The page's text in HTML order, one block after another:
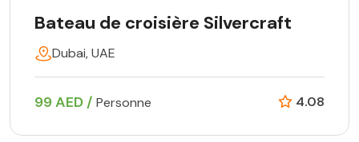
Bateau de croisière Silvercraft
Dubai, UAE
99 AED / Personne 4.08